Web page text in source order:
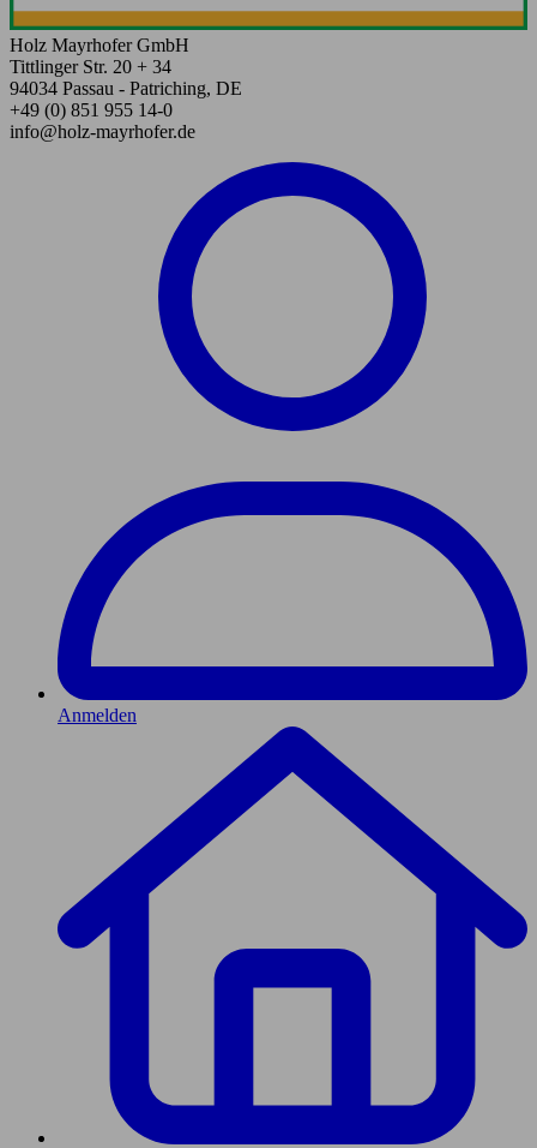
Holz Mayrhofer GmbH
Tittlinger Str. 20 + 34
94034 Passau - Patriching, DE
+49 (0) 851 955 14-0
info@holz-mayrhofer.de
Anmelden